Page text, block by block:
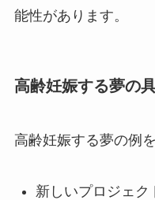
能性があります。
高齢妊娠する夢の
高齢妊娠する夢の例
新しいプロジェク